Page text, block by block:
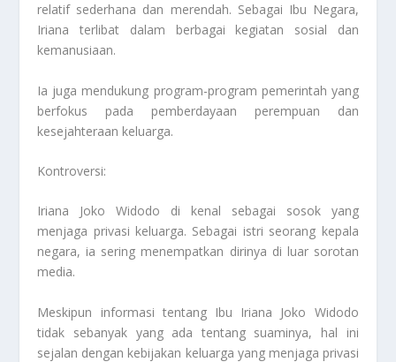
relatif sederhana dan merendah. Sebagai Ibu Negara,
Iriana terlibat dalam berbagai kegiatan sosial dan
kemanusiaan.
Ia juga mendukung program-program pemerintah yang
berfokus pada pemberdayaan perempuan dan
kesejahteraan keluarga.
Kontroversi:
Iriana Joko Widodo di kenal sebagai sosok yang
menjaga privasi keluarga. Sebagai istri seorang kepala
negara, ia sering menempatkan dirinya di luar sorotan
media.
Meskipun informasi tentang Ibu Iriana Joko Widodo
tidak sebanyak yang ada tentang suaminya, hal ini
sejalan dengan kebijakan keluarga yang menjaga privasi